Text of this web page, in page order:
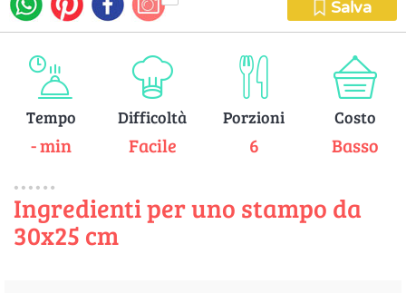
Salva
Tempo
- min
Difficoltà
Facile
Porzioni
6
Costo
Basso
Ingredienti per uno stampo da
30x25 cm